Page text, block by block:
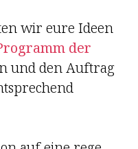
wir eure Ideen
der
und den Auftrag